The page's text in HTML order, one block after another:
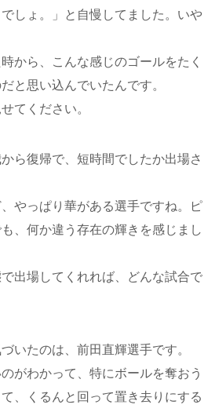
でしょ。」と自慢してました。いや
から、こんな感じのゴールをたく
と思い込んでいたんです。
てください。
ら復帰で、短時間でしたか出場さ
やっぱり華がある選手ですね。ピ
、何か違う存在の輝きを感じまし
出場してくれれば、どんな試合で
いたのは、前田直輝選手です。
がわかって、特にボールを奪おう
、くるんと回って置き去りにする